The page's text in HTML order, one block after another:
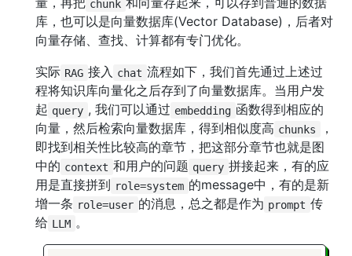
chunk
库，也可以是向量数据库(Vector Database)，后者对
向量存储、查找、计算都有专门优化。
实际 RAG 接入 chat 流程如下，我们首先通过上述过
程将知识库向量化之后存到了向量数据库。当用户发
起 query , 我们可以通过 embedding 函数得到相应的
向量，然后检索向量数据库，得到相似度高 chunks
，
即找到相关性比较高的章节，把这部分章节也就是图
中的 context 和用户的问题 query 拼接起来，有的应
用是直接拼到 role=system 的message中，有的是新
增一条 role=user 的消息，总之都是作为 prompt 传
给 LLM 。